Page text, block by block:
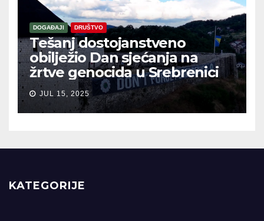
DOGAĐAJI DRUŠTVO
Tešanj dostojanstveno
obilježio Dan sjećanja na
žrtve genocida u Srebrenici
JUL 15, 2025
KATEGORIJE